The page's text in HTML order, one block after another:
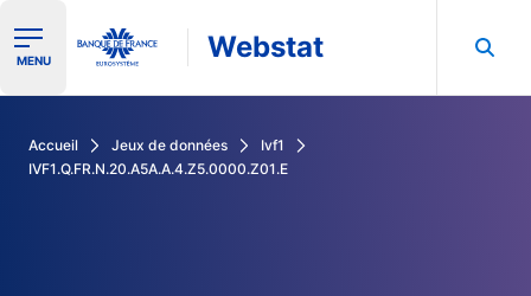
Ouvrir le menu de navigation
MENU Webstat
Accueil Jeux de données
Ivf1
IVF1.Q.FR.N.20.A5A.A.4.Z5.0000.Z01.E